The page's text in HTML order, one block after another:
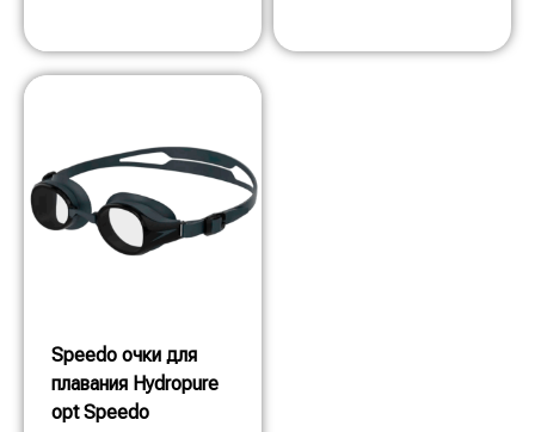
Speedo очки для
плавания Hydropure
opt Speedo